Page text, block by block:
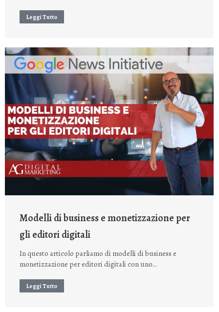
Leggi Tutto
Modelli di business e monetizzazione per
gli editori digitali
In questo articolo parliamo di modelli di business e
monetizzazione per editori digitali con uno…
Leggi Tutto